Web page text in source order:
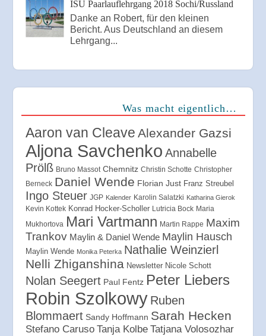
ISU Paarlauflehrgang 2018 Sochi/Russland
Danke an Robert, für den kleinen
Bericht. Aus Deutschland an diesem
Lehrgang...
Was macht eigentlich…
Aaron van Cleave Alexander Gazsi
Aljona Savchenko Annabelle
Prölß Bruno Massot Chemnitz Christin Schotte Christopher
Berneck Daniel Wende Florian Just Franz Streubel
Ingo Steuer JGP Kalender Karolin Salatzki Katharina Gierok
Kevin Kottek Konrad Hocker-Scholler Lutricia Bock Maria
Mukhortova Mari Vartmann Martin Rappe Maxim
Trankov Maylin & Daniel Wende Maylin Hausch
Maylin Wende Monika Peterka Nathalie Weinzierl
Nelli Zhiganshina Newsletter Nicole Schott
Nolan Seegert Paul Fentz Peter Liebers
Robin Szolkowy Ruben
Blommaert Sandy Hoffmann Sarah Hecken
Stefano Caruso Tanja Kolbe Tatjana Volosozhar